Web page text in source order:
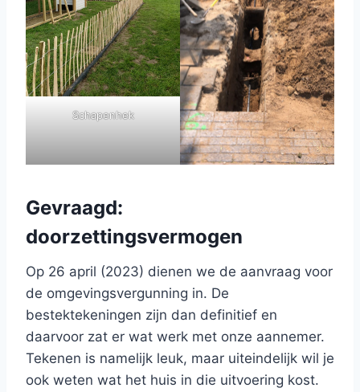
Schapenhek
Gevraagd:
doorzettingsvermogen
Op 26 april (2023) dienen we de aanvraag voor
de omgevingsvergunning in. De
bestektekeningen zijn dan definitief en
daarvoor zat er wat werk met onze aannemer.
Tekenen is namelijk leuk, maar uiteindelijk wil je
ook weten wat het huis in die uitvoering kost.